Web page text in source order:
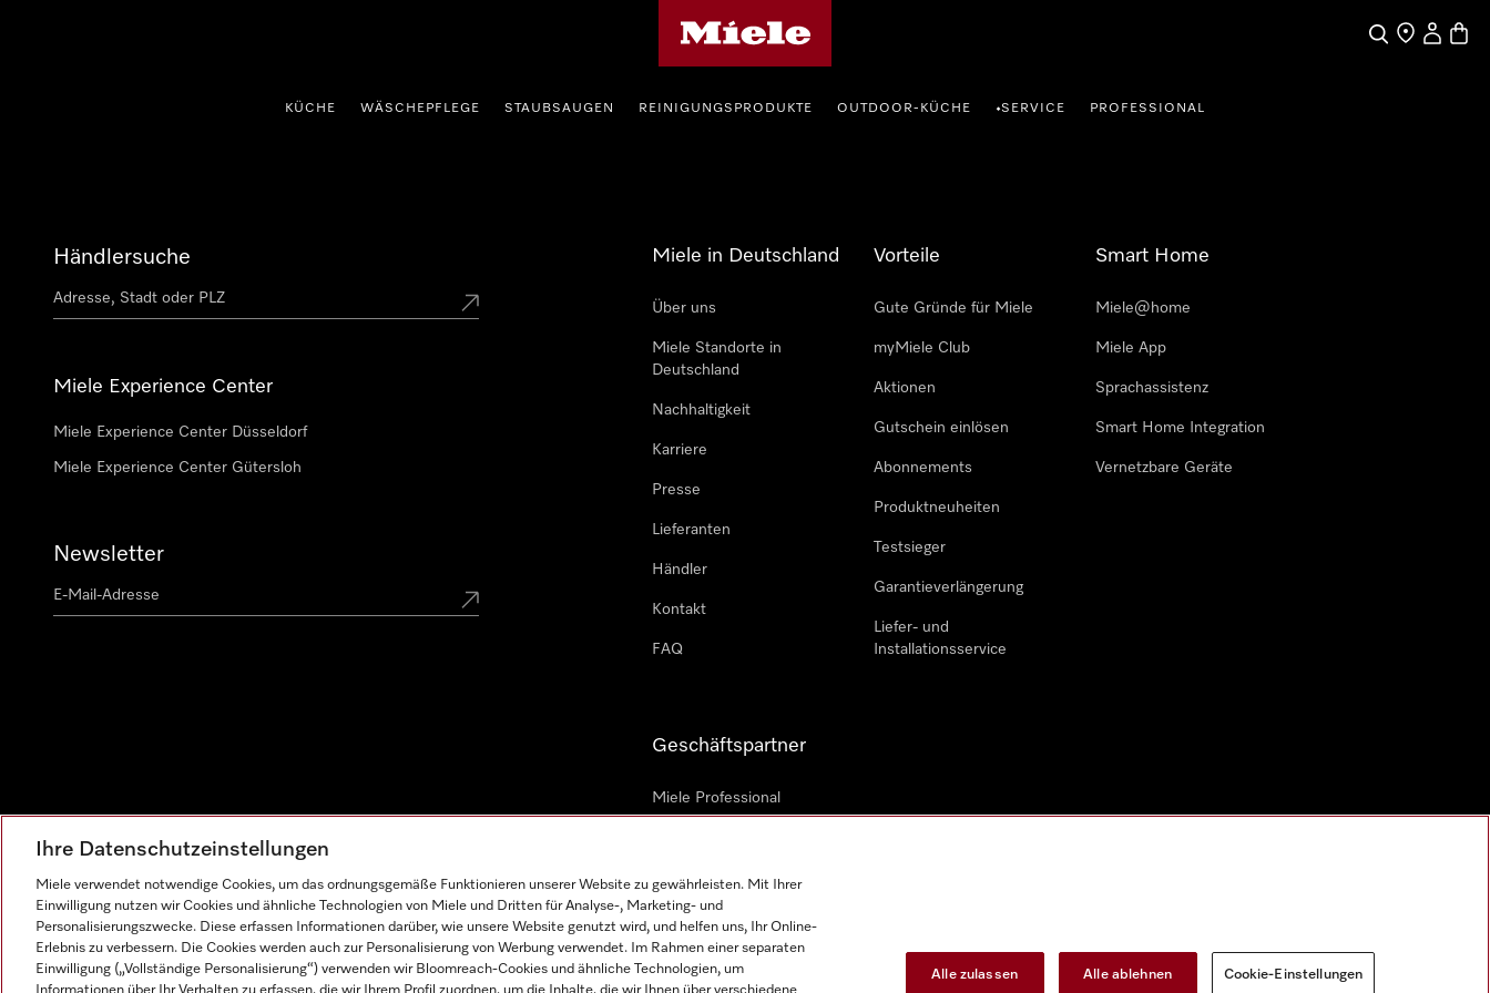
SucheHändler
Mein
KÜCHE WÄSCHEPFLEGE STAUBSAUGEN REINIGUNGSPRODUKTE OUTDOOR-KÜCHE •SERVICE PROFESSIONAL
Händlersuche
Miele Experience Center
Miele Experience Center Düsseldorf
Miele Experience Center Gütersloh
Newsletter
Miele in Deutschland
Über uns
Miele Standorte in
Deutschland
Nachhaltigkeit
Karriere
Presse
Lieferanten
Händler
Kontakt
FAQ
Vorteile
Gute Gründe für Miele
myMiele Club
Aktionen
Gutschein einlösen
Abonnements
Produktneuheiten
Testsieger
Garantieverlängerung
Liefer- und
Installationsservice
Smart Home
Miele@home
Miele App
Sprachassistenz
Smart Home Integration
Vernetzbare Geräte
Geschäftspartner
Miele Professional
Miele Marine
Architekten und Bauträger
Ihre Datenschutzeinstellungen
Miele verwendet notwendige Cookies, um das ordnungsgemäße Funktionieren unserer Website zu gewährleisten. Mit Ihrer
Einwilligung nutzen wir Cookies und ähnliche Technologien von Miele und Dritten für Analyse-, Marketing- und
Personalisierungszwecke. Diese erfassen Informationen darüber, wie unsere Website genutzt wird, und helfen uns, Ihr Online-
Erlebnis zu verbessern. Die Cookies werden auch zur Personalisierung von Werbung verwendet. Im Rahmen einer separaten
Einwilligung („Vollständige Personalisierung“) verwenden wir Bloomreach-Cookies und ähnliche Technologien, um
Alle zulassen Alle ablehnen Cookie-Einstellungen